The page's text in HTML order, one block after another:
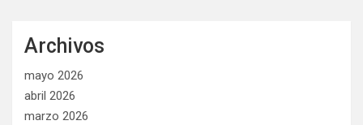
Archivos
mayo 2026
abril 2026
marzo 2026